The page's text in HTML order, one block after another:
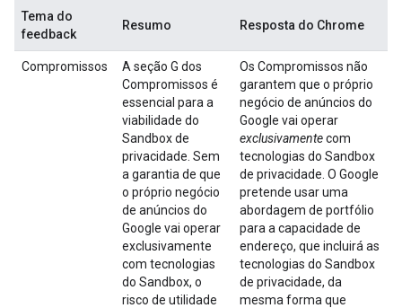
Tema do
feedback
Resumo Resposta do Chrome
Compromissos
A seção G dos
Compromissos é
essencial para a
viabilidade do
Sandbox de
privacidade. Sem
a garantia de que
o próprio negócio
de anúncios do
Google vai operar
exclusivamente
com tecnologias
do Sandbox, o
risco de utilidade
Os Compromissos não
garantem que o próprio
negócio de anúncios do
Google vai operar
exclusivamentecom
tecnologias do Sandbox
de privacidade. O Google
pretende usar uma
abordagem de portfólio
para a capacidade de
endereço, que incluirá as
tecnologias do Sandbox
de privacidade, da
mesma forma que